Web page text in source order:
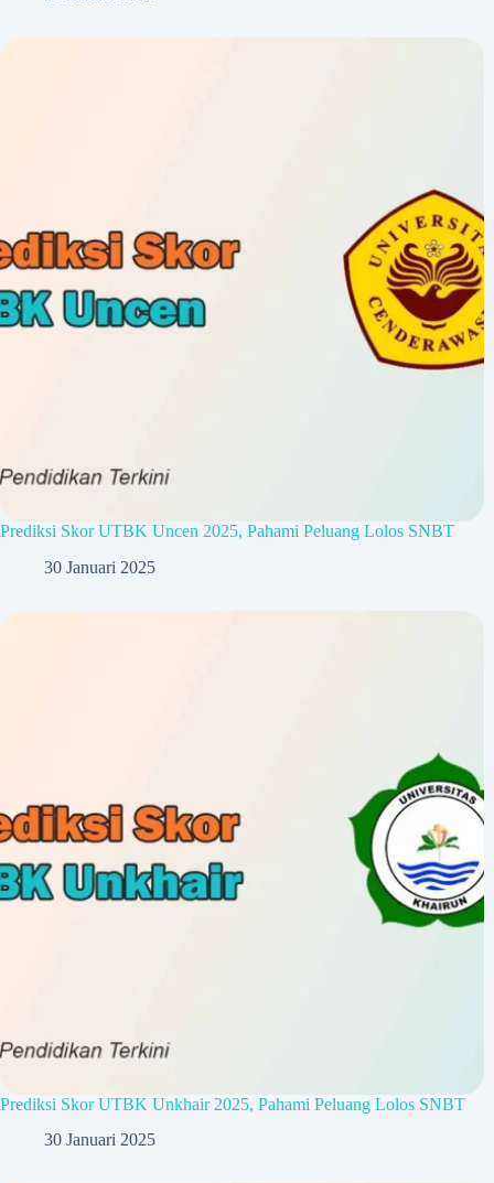
Prediksi Skor UTBK Uncen 2025, Pahami Peluang Lolos SNBT
30 Januari 2025
Prediksi Skor UTBK Unkhair 2025, Pahami Peluang Lolos SNBT
30 Januari 2025